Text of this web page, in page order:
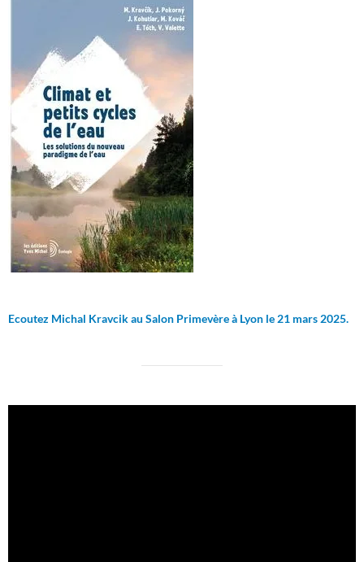
Ecoutez Michal Kravcik au Salon Primevère à Lyon le 21 mars 2025.